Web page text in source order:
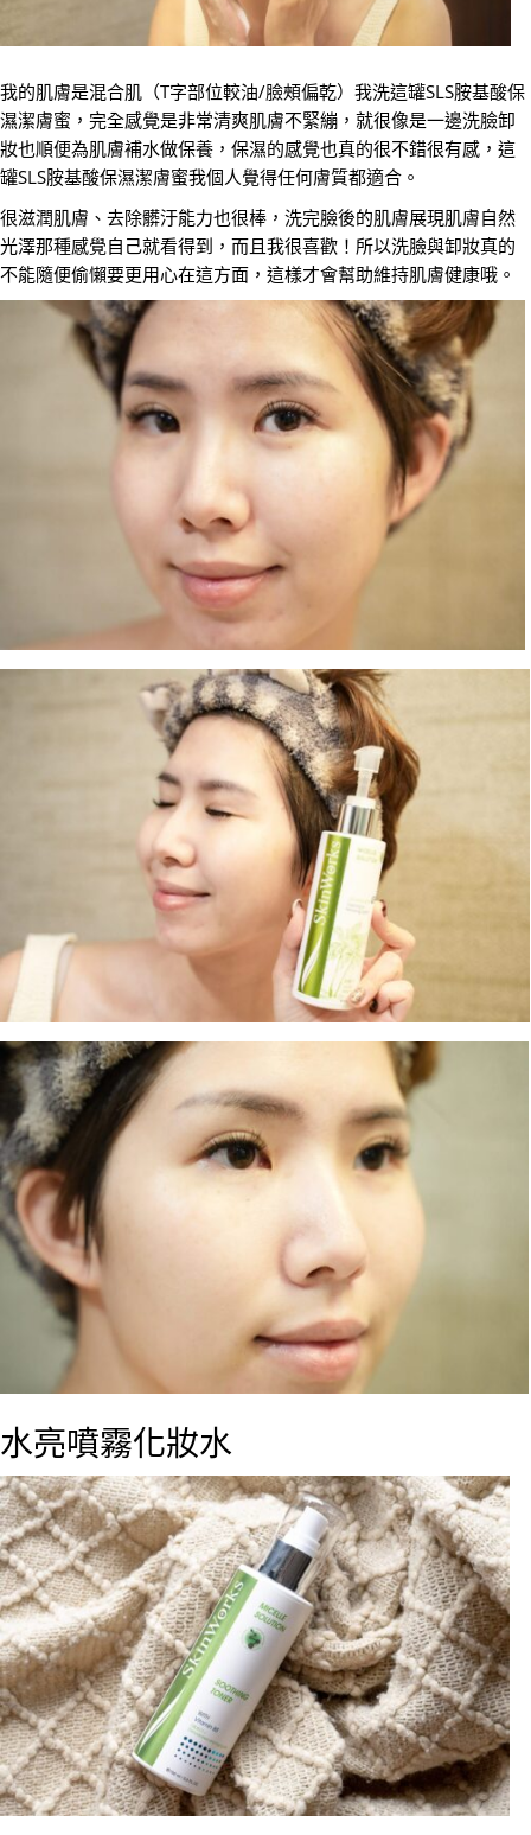
我的肌膚是混合肌（T字部位較油/臉頰偏乾）我洗這罐SLS胺基酸保
濕潔膚蜜，完全感覺是非常清爽肌膚不緊繃，就很像是一邊洗臉卸
妝也順便為肌膚補水做保養，保濕的感覺也真的很不錯很有感，這
罐SLS胺基酸保濕潔膚蜜我個人覺得任何膚質都適合。
很滋潤肌膚、去除髒汙能力也很棒，洗完臉後的肌膚展現肌膚自然
光澤那種感覺自己就看得到，而且我很喜歡！所以洗臉與卸妝真的
不能隨便偷懶要更用心在這方面，這樣才會幫助維持肌膚健康哦。
水亮噴霧化妝水